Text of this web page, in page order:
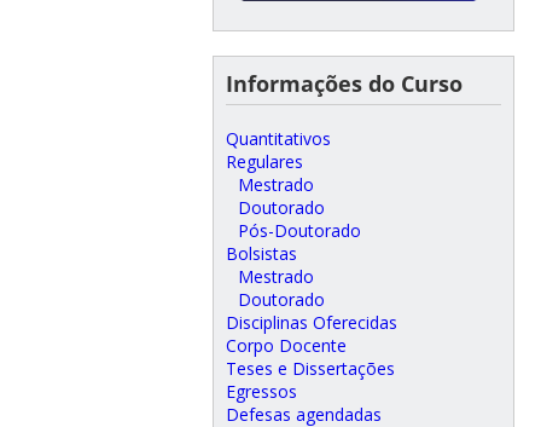
Informações do Curso
Quantitativos
Regulares
Mestrado
Doutorado
Pós-Doutorado
Bolsistas
Mestrado
Doutorado
Disciplinas Oferecidas
Corpo Docente
Teses e Dissertações
Egressos
Defesas agendadas